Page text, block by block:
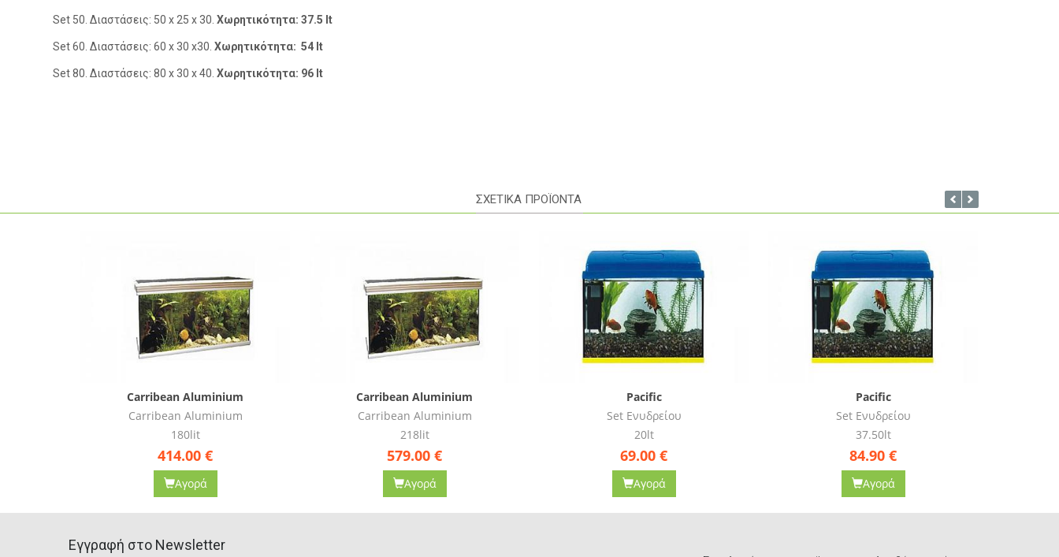
Set 50. Διαστάσεις: 50 x 25 x 30.Χωρητικότητα: 37.5 lt
Set 60. Διαστάσεις: 60 x 30 x30.Χωρητικότητα: 54 lt
Set 80. Διαστάσεις: 80 x 30 x 40.Χωρητικότητα: 96 lt
ΣΧΕΤΙΚΑ ΠΡΟΪΟΝΤΑ
Carribean Aluminium
Carribean Aluminium
218lit
579.00 €
Αγορά
Pacific
Set Ενυδρείου
20lt
69.00 €
Αγορά
Pacific
Set Ενυδρείου
37.50lt
84.90 €
Αγορά
Pacific
Set Ενυδρείου
54lt
99.00 €
Αγορά
Eγγραφή στο Newsletter